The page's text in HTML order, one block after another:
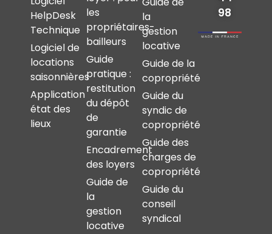
HelpDesk
Technique
Logiciel de
locations
saisonnières
Application
état des
lieux
les
propriétaires-
bailleurs
Guide
pratique :
restitution
du dépôt
de
garantie
Encadrement
des loyers
Guide de
la
gestion
locative
la
gestion
locative
Guide de la
copropriété
Guide du
syndic de
copropriété
Guide des
charges de
copropriété
Guide du
conseil
syndical
98